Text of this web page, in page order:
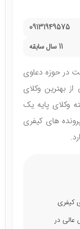
09131949575
11 سال سابقه
فعالیت در حوزه دعاوی
بهترین وکلای
وکلای پایه یک
های کیفری
کیفری
در